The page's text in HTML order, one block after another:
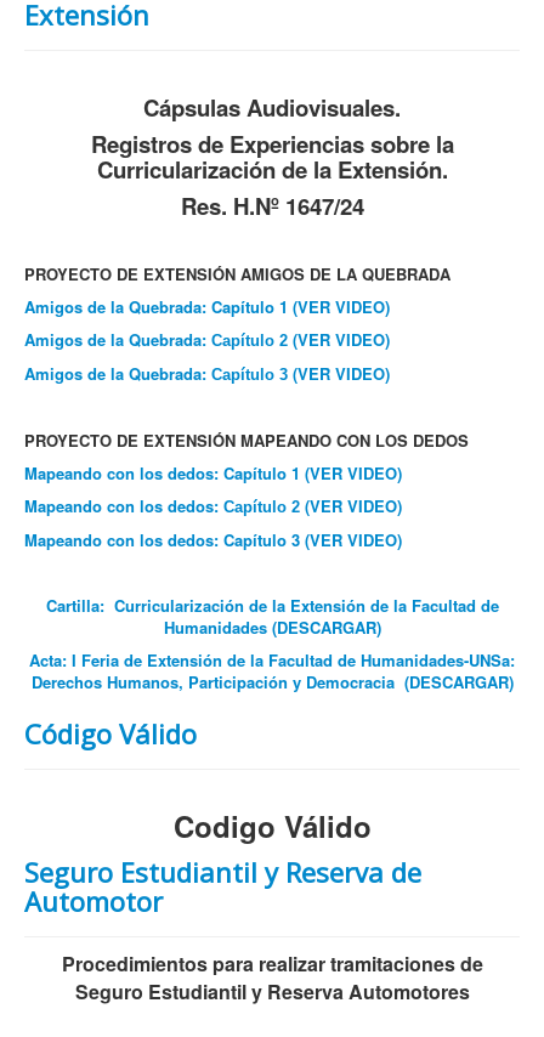
Extensión
Cápsulas Audiovisuales.
Registros de Experiencias sobre la
Curricularización de la Extensión.
Res. H.Nº 1647/24
PROYECTO DE EXTENSIÓN AMIGOS DE LA QUEBRADA
Amigos de la Quebrada: Capítulo 1 (VER VIDEO)
Amigos de la Quebrada: Capítulo 2 (VER VIDEO)
Amigos de la Quebrada: Capítulo 3 (VER VIDEO)
PROYECTO DE EXTENSIÓN MAPEANDO CON LOS DEDOS
Mapeando con los dedos: Capítulo 1 (VER VIDEO)
Mapeando con los dedos: Capítulo 2 (VER VIDEO)
Mapeando con los dedos: Capítulo 3 (VER VIDEO)
Cartilla: Curricularización de la Extensión de la Facultad de
Humanidades (DESCARGAR)
Acta: I Feria de Extensión de la Facultad de Humanidades-UNSa:
Derechos Humanos, Participación y Democracia (DESCARGAR)
Código Válido
Codigo Válido
Seguro Estudiantil y Reserva de
Automotor
Procedimientos para realizar tramitaciones de
Seguro Estudiantil y Reserva Automotores